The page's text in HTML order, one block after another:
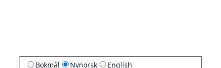
Bokmål Nynorsk English